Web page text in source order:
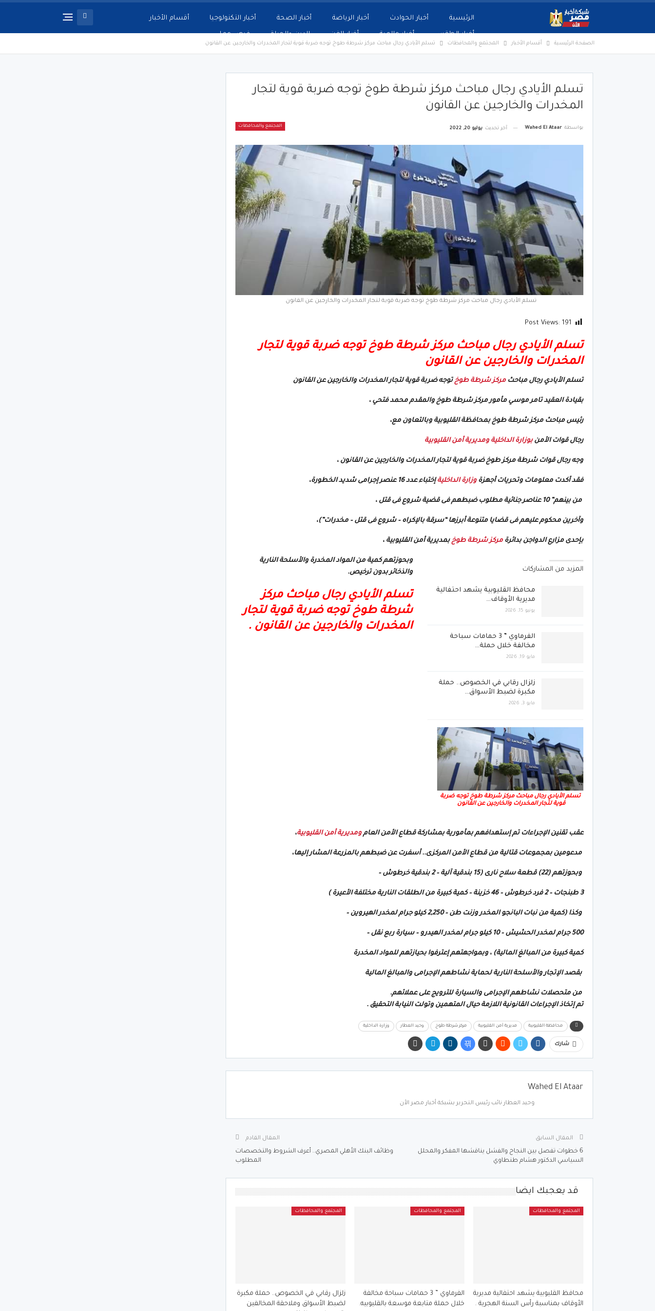
الرئيسية أخبار الحوادث أخبار الرياضة أخبار الصحة أخبار التكنولوجيا أقسام الأخبار
أخبار الطقس أخبار عالمية أخبار الفن الدين والحياة فرص عمل
الصفحة الرئيسية أقسام الأخبار المجتمع والمحافظات تسلم الأيادي رجال مباحث مركز شرطة طوخ توجه ضربة قوية لتجار المخدرات والخارجين عن القانون
تسلم الأيادي رجال مباحث مركز شرطة طوخ توجه ضربة قوية لتجار
المخدرات والخارجين عن القانون
المجتمع والمحافظات بواسطة Wahed El Ataar آخر تحديث يوليو 20, 2022
تسلم الأيادي رجال مباحث مركز شرطة طوخ توجه ضربة قوية لتجار المخدرات والخارجين عن القانون
Post Views: 191
تسلم الأيادي رجال مباحث مركز شرطة طوخ توجه ضربة قوية لتجار
المخدرات والخارجين عن القانون
تسلم الأيادي رجال مباحث مركز شرطة طوختوجه ضربة قوية لتجار المخدرات والخارجين عن القانون
بقيادة العقيد تامر موسي مأمور مركز شرطة طوخ والمقدم محمد فتحي ،
رئيس مباحث مركز شرطة طوخ بمحافظة القليوبية وبالتعاون مع،
رجال قوات الأمنبوزارة الداخلية ومديرية أمن القليوبية
وجه رجال قوات شرطة مركز طوخ ضربة قوية لتجار المخدرات والخارجين عن القانون ،
فقد أكدت معلومات وتحريات أجهزة وزارة الداخلية إختباء عدد 16 عنصر إجرامى شديد الخطورة،
من بينهم” 10 عناصر جنائية مطلوب ضبطهم فى قضية شروع فى قتل ،
وآخرين محكوم عليهم فى قضايا متنوعة أبرزها “سرقة بالإكراه – شروع فى قتل – مخدرات”)،
بإحدى مزارع الدواجن بدائرة مركز شرطة طوخبمديرية أمن القليوبية ،
المزيد من المشاركات
محافظ القليوبية يشهد احتفالية
مديرية الأوقاف…
يونيو 15, 2026
الفرماوي ” 3 حمامات سباحة
مخالفة خلال حملة…
مايو 19, 2026
زلزال رقابي في الخصوص.. حملة
مكبرة لضبط الأسواق…
مايو 3, 2026
وبحوزتهم كمية من المواد المخدرة والأسلحة النارية
والذخائر بدون ترخيص.
تسلم الأيادي رجال مباحث مركز
شرطة طوخ توجه ضربة قوية لتجار
المخدرات والخارجين عن القانون .
تسلم الأيادي رجال مباحث مركز شرطة طوخ توجه ضربة
قوية لتجار المخدرات والخارجين عن القانون
عقب تقنين الإجراءات تم إستهدافهم بمأمورية بمشاركة قطاع الأمن العام ومديرية أمن القليوبية،
مدعومين بمجموعات قتالية من قطاع الأمن المركزى.. أسفرت عن ضبطهم بالمزرعة المشار إليها،
وبحوزتهم (22) قطعة سلاح نارى (15 بندقية آلية – 2 بندقية خرطوش –
3 طبنجات – 2 فرد خرطوش – 46 خزينة – كمية كبيرة من الطلقات النارية مختلفة الأعيرة )
وكذا (كمية من نبات البانجو المخدر وزنت طن – 2,250 كيلو جرام لمخدر الهيروين –
500 جرام لمخدر الحشيش – 10 كيلو جرام لمخدر الهيدرو – سيارة ربع نقل –
كمية كبيرة من المبالغ المالية) ، وبمواجهتهم إعترفوا بحيازتهم للمواد المخدرة
بقصد الإتجار والأسلحة النارية لحماية نشاطهم الإجرامى والمبالغ المالية
من متحصلات نشاطهم الإجرامى والسيارة للترويج على عملائهم.
تم إتخاذ الإجراءات القانونية اللازمة حيال المتهمين وتولت النيابة التحقيق .
محافظة القليوبية مديرية أمن القليوبية مركز شرطة طوخ وحيد العطار وزارة الداخلية
شارك
Wahed El Ataar
وحيد العطار نائب رئيس التحرير بشبكة أخبار مصر الأن
المقال السابق
6 خطوات تفصل بين النجاح والفشل يناقشها المفكر والمحلل
السياسي الدكتور هشام طنطاوي
المقال القادم
وظائف البنك الأهلي المصري.. أعرف الشروط والتخصصات
المطلوب
قد يعجبك ايضا
المجتمع والمحافظات
محافظ القليوبية يشهد احتفالية مديرية
الأوقاف بمناسبة رأس السنة الهجرية .
المجتمع والمحافظات
الفرماوي ” 3 حمامات سباحة مخالفة
خلال حملة متابعة موسعة بالقليوبيه.
المجتمع والمحافظات
زلزال رقابي في الخصوص.. حملة مكبرة
لضبط الأسواق وملاحقة المخالفين